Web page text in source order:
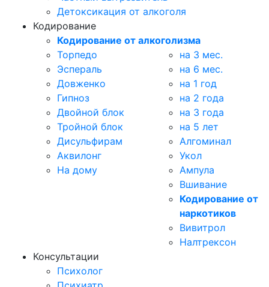
Детоксикация от алкоголя
Кодирование
Кодирование от алкоголизма
Торпедо
Эспераль
Довженко
Гипноз
Двойной блок
Тройной блок
Дисульфирам
Аквилонг
На дому
на 3 мес.
на 6 мес.
на 1 год
на 2 года
на 3 года
на 5 лет
Алгоминал
Укол
Ампула
Вшивание
Кодирование от
наркотиков
Вивитрол
Налтрексон
Консультации
Психолог